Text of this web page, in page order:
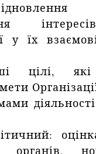
у їх
цілі, які
діяльності
органів,